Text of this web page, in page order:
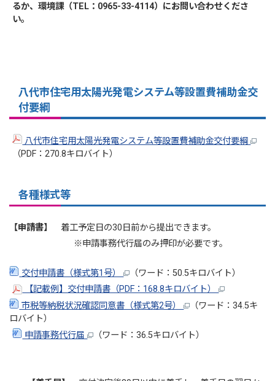
るか、環境課（TEL： 0965-33-4114）にお問い合わせくださ
い。
八代市住宅用太陽光発電システム等設置費補助金交
付要綱
八代市住宅用太陽光発電システム等設置費補助金交付要綱
（PDF：270.8キロバイト）
各種様式等
【申請書】
着工予定日の30日前から提出できます。
※申請事務代行届のみ押印が必要です。
交付申請書（様式第1号）
（ワード：50.5キロバイト）
【記載例】交付申請書（PDF：168.8キロバイト）
市税等納税状況確認同意書（様式第2号）
（ワード：34.5キ
ロバイト）
申請事務代行届
（ワード：36.5キロバイト）